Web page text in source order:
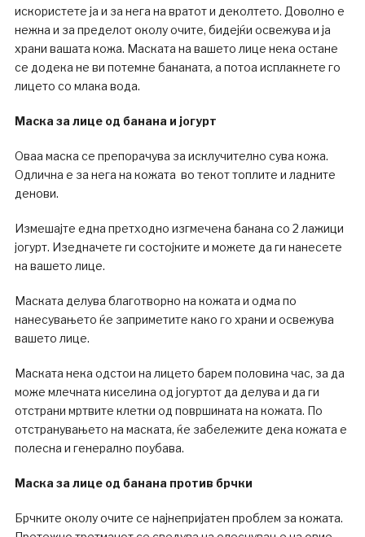
искористете ја и за нега на вратот и деколтето. Доволно е
нежна и за пределот околу очите, бидејќи освежува и ја
храни вашата кожа. Маската на вашето лице нека остане
се додека не ви потемне бананата, а потоа исплакнете го
лицето со млака вода.
Маска за лице од банана и јогурт
Оваа маска се препорачува за исклучително сува кожа.
Одлична е за нега на кожата во текот топлите и ладните
денови.
Измешајте една претходно изгмечена банана со 2 лажици
јогурт. Изедначете ги состојките и можете да ги нанесете
на вашето лице.
Маската делува благотворно на кожата и одма по
нанесувањето ќе заприметите како го храни и освежува
вашето лице.
Маската нека одстои на лицето барем половина час, за да
може млечната киселина од јогуртот да делува и да ги
отстрани мртвите клетки од површината на кожата. По
отстранувањето на маската, ќе забележите дека кожата е
полесна и генерално поубава.
Маска за лице од банана против брчки
Брчките околу очите се најнепријатен проблем за кожата.